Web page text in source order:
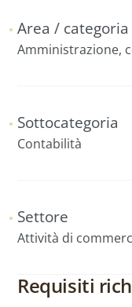
Area / categoria
Amministrazione,
Sottocategoria
Contabilità
Settore
Attività di
Requisiti